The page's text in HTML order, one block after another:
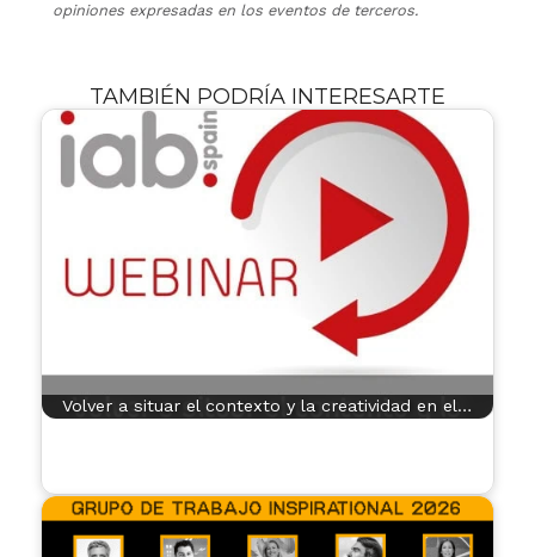
opiniones expresadas en los eventos de terceros.
TAMBIÉN PODRÍA INTERESARTE
Volver a situar el contexto y la creatividad en el…